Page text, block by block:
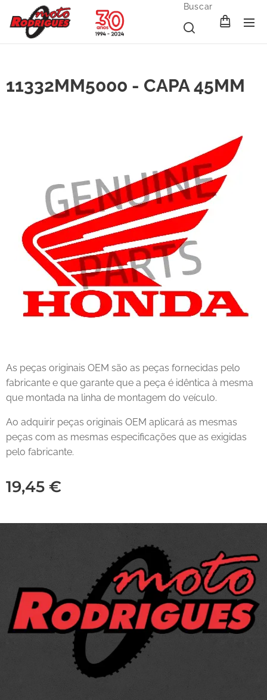
Buscar
11332MM5000 - CAPA 45MM
As peças originais OEM são as peças fornecidas pelo
fabricante e que garante que a peça é idêntica à mesma
que montada na linha de montagem do veículo.
Ao adquirir peças originais OEM aplicará as mesmas
peças com as mesmas especificações que as exigidas
pelo fabricante.
19,45 €